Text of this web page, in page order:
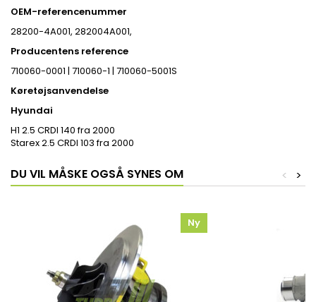
OEM-referencenummer
28200-4A001, 282004A001,
Producentens reference
710060-0001 | 710060-1 | 710060-5001S
Køretøjsanvendelse
Hyundai
H1 2.5 CRDI 140 fra 2000
Starex 2.5 CRDI 103 fra 2000
DU VIL MÅSKE OGSÅ SYNES OM >
<
Ny